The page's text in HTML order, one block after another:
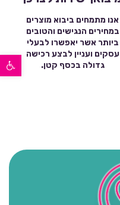
פתח סרגל נגישות
אנו מתמחים ביבוא מוצרים
במחירים הנגישים והטובים
ביותר אשר יאפשרו לבעלי
עסקים ועניין לבצע רכישה
גדולה בכסף קטן.